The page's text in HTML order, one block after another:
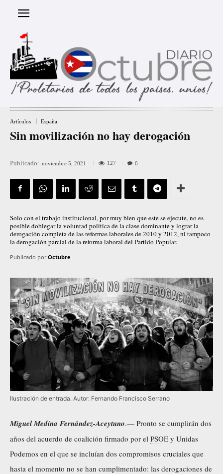
Artículos España
Sin movilización no hay derogación
Publicado: noviembre 5, 2021 127 0
Solo con el trabajo institucional, por muy bien que este se ejecute, no es
posible doblegar la voluntad política de la clase dominante y lograr la
derogación completa de las reformas laborales de 2010 y 2012, ni tampoco
la derogación parcial de la reforma laboral del Partido Popular.
Publicado por Octubre
Ilustración de entrada. Autor: Fernando Francisco Serrano
Miguel Medina Fernández-Aceytuno.— Pronto se cumplirán dos
años del acuerdo de coalición firmado por el PSOE y Unidas
Podemos en el que se incluían dos compromisos cruciales que
hasta el momento no se han cumplimentado: las derogaciones de